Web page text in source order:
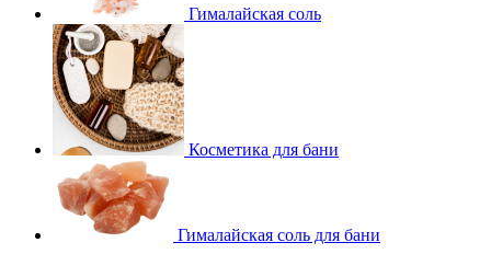
Гималайская соль
Косметика для бани
Гималайская соль для бани